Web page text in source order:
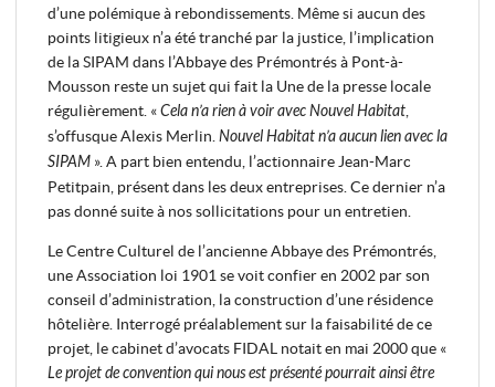
d’une polémique à rebondissements. Même si aucun des
points litigieux n’a été tranché par la justice, l’implication
de la SIPAM dans l’Abbaye des Prémontrés à Pont-à-
Mousson reste un sujet qui fait la Une de la presse locale
régulièrement. «Cela n’a rien à voir avec Nouvel Habitat
s’offusque Alexis Merlin. Nouvel Habitat n’a aucun lien avec la
SIPAM ». A part bien entendu, l’actionnaire Jean-Marc
Petitpain, présent dans les deux entreprises. Ce dernier n’a
pas donné suite à nos sollicitations pour un entretien.
Le Centre Culturel de l’ancienne Abbaye des Prémontrés,
une Association loi 1901 se voit confier en 2002 par son
conseil d’administration, la construction d’une résidence
hôtelière. Interrogé préalablement sur la faisabilité de ce
projet, le cabinet d’avocats FIDAL notait en mai 2000 que «
Le projet de convention qui nous est présenté pourrait ainsi être